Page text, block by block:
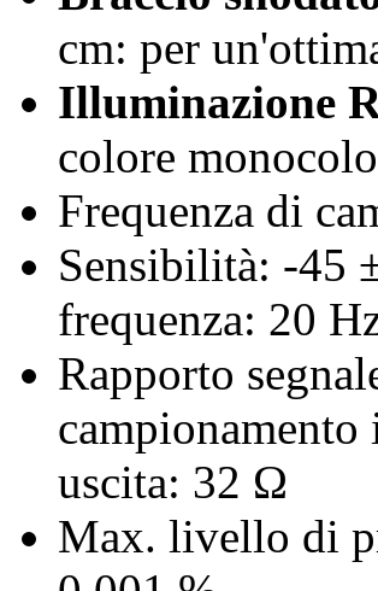
cm: per
Illuminazione
colore
Frequenza di
Sensibilità: -45
frequenza: 20
Rapporto
uscita: 32 Ω
Max. livello di